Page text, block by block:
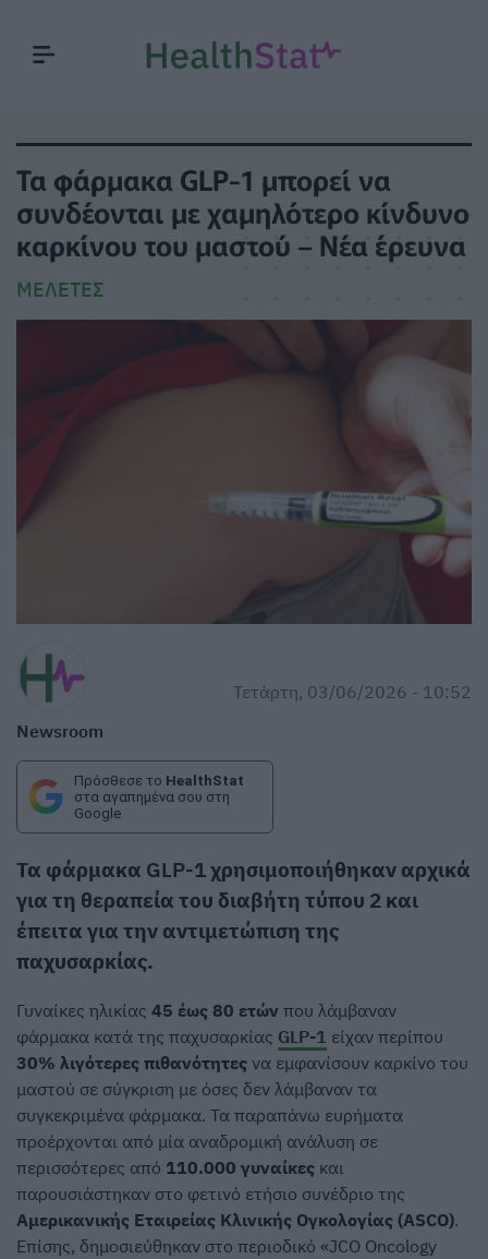
Τα φάρμακα GLP-1 μπορεί να
συνδέονται με χαμηλότερο κίνδυνο
καρκίνου του μαστού – Νέα έρευνα
ΜΕΛΈΤΕΣ
Newsroom
Τετάρτη, 03/06/2026 - 10:52
Πρόσθεσε το HealthStat
στα αγαπημένα σου στη
Google
Τα φάρμακα GLP-1χρησιμοποιήθηκαν αρχικά
για τη θεραπεία του διαβήτη τύπου 2 και
έπειτα για την αντιμετώπιση της
παχυσαρκίας.
Γυναίκες ηλικίας 45 έως 80 ετών που λάμβαναν
φάρμακα κατά της παχυσαρκίας GLP-1 είχαν περίπου
30% λιγότερες πιθανότητες να εμφανίσουν καρκίνο του
μαστού σε σύγκριση με όσες δεν λάμβαναν τα
συγκεκριμένα φάρμακα. Τα παραπάνω ευρήματα
προέρχονται από μία αναδρομική ανάλυση σε
περισσότερες από 110.000 γυναίκες και
παρουσιάστηκαν στο φετινό ετήσιο συνέδριο της
Αμερικανικής Εταιρείας Κλινικής Ογκολογίας (ASCO).
Επίσης, δημοσιεύθηκαν στο περιοδικό «JCO Oncology